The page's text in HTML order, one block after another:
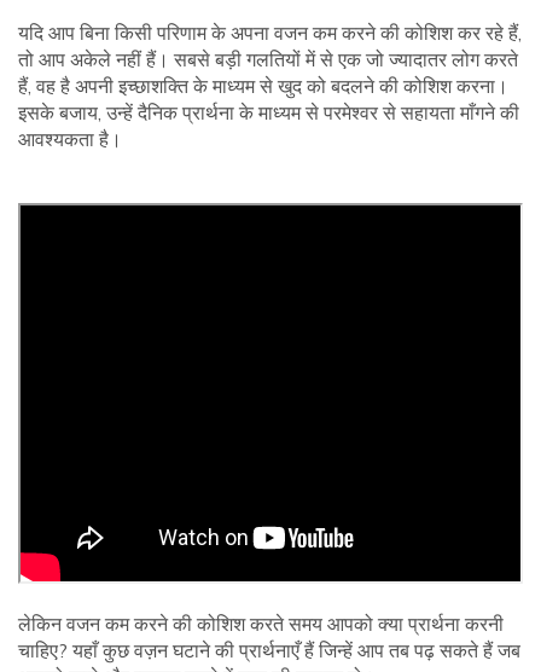
यदि आप बिना किसी परिणाम के अपना वजन कम करने की कोशिश कर रहे हैं,
तो आप अकेले नहीं हैं। सबसे बड़ी गलतियों में से एक जो ज्यादातर लोग करते
हैं, वह है अपनी इच्छाशक्ति के माध्यम से खुद को बदलने की कोशिश करना।
इसके बजाय, उन्हें दैनिक प्रार्थना के माध्यम से परमेश्वर से सहायता माँगने की
आवश्यकता है।
लेकिन वजन कम करने की कोशिश करते समय आपको क्या प्रार्थना करनी
चाहिए? यहाँ कुछ वज़न घटाने की प्रार्थनाएँ हैं जिन्हें आप तब पढ़ सकते हैं जब